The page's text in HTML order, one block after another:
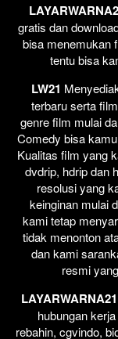
gratis dan
bisa menemukan
tentu bisa
LW21
terbaru serta
genre film mulai
Comedy bisa
Kualitas film yang
dvdrip, hdrip dan
resolusi yang
keinginan mulai
kami tetap
tidak menonton
dan kami
resmi
LAYARWARNA21
hubungan
rebahin, cgvindo,